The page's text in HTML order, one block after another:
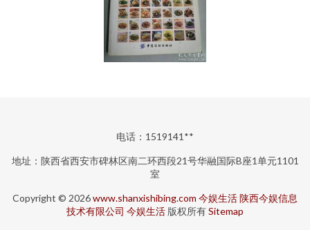
电话：1519141**
地址：陕西省西安市碑林区南二环西段21号华融国际B座1单元1101
室
Copyright © 2026www.shanxishibing.com 今娱生活陕西今娱信息
技术有限公司 今娱生活 版权所有Sitemap